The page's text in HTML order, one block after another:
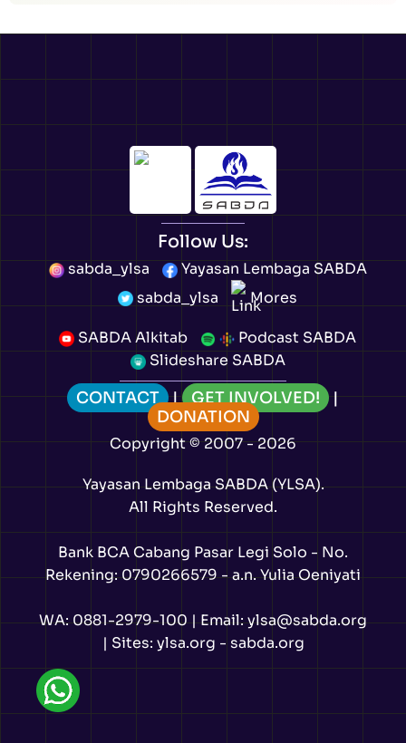
Follow Us:
sabda_ylsa
Yayasan Lembaga SABDA
sabda_ylsa
Mores
SABDA Alkitab
Podcast SABDA
Slideshare SABDA
CONTACT | GET INVOLVED! |
DONATION
Copyright© 2007 -2026
Yayasan Lembaga SABDA (YLSA).
All Rights Reserved.
Bank BCA Cabang Pasar Legi Solo - No.
Rekening: 0790266579 - a.n. Yulia Oeniyati
WA:0881-2979-100| Email:ylsa@sabda.org
| Sites: ylsa.org - sabda.org